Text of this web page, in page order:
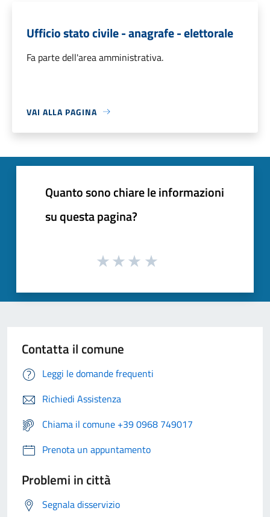
Ufficio stato civile - anagrafe - elettorale
Fa parte dell'area amministrativa.
VAI ALLA PAGINA
Quanto sono chiare le informazioni
su questa pagina?
Contatta il comune
Leggi le domande frequenti
Richiedi Assistenza
Chiama il comune +39 0968 749017
Prenota un appuntamento
Problemi in città
Segnala disservizio